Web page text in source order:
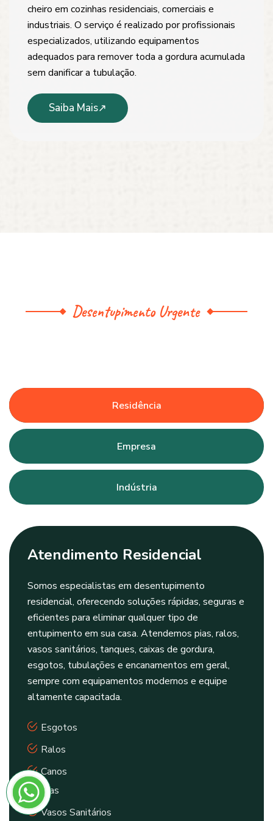
cheiro em cozinhas residenciais, comerciais e
industriais. O serviço é realizado por profissionais
especializados, utilizando equipamentos
adequados para remover toda a gordura acumulada
sem danificar a tubulação.
Saiba Mais
Desentupimento Urgente
Residência
Empresa
Indústria
Atendimento Residencial
Somos especialistas em desentupimento
residencial, oferecendo soluções rápidas, seguras e
eficientes para eliminar qualquer tipo de
entupimento em sua casa. Atendemos pias, ralos,
vasos sanitários, tanques, caixas de gordura,
esgotos, tubulações e encanamentos em geral,
sempre com equipamentos modernos e equipe
altamente capacitada.
Esgotos
Ralos
Canos
Pias
Vasos Sanitários